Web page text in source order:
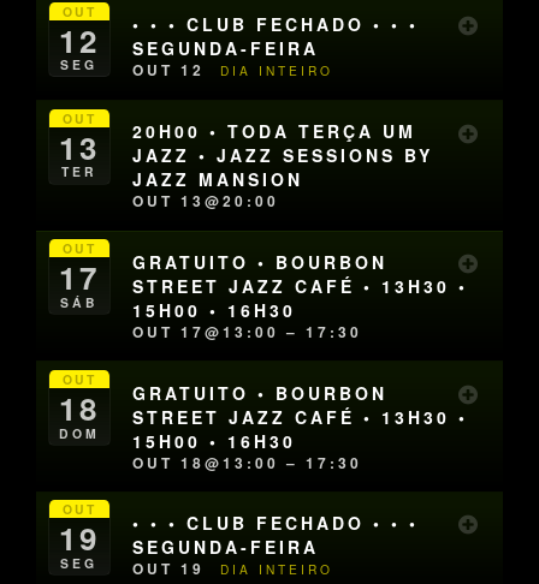
OUT
12
SEG
• • • CLUB FECHADO • • •
SEGUNDA-FEIRA
OUT 12 DIA INTEIRO
OUT
13
TER
20H00 • TODA TERÇA UM
JAZZ • JAZZ SESSIONS BY
JAZZ MANSION
OUT 13@20:00
OUT
17
SÁB
GRATUITO • BOURBON
STREET JAZZ CAFÉ • 13H30 •
15H00 • 16H30
OUT 17@13:00 – 17:30
OUT
18
DOM
GRATUITO • BOURBON
STREET JAZZ CAFÉ • 13H30 •
15H00 • 16H30
OUT 18@13:00 – 17:30
OUT
19
SEG
• • • CLUB FECHADO • • •
SEGUNDA-FEIRA
OUT 19 DIA INTEIRO